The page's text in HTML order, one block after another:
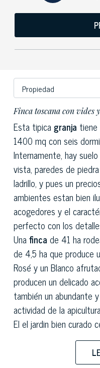
Finca toscana con vides
Esta tipica granja
1400 mq con seis
Internamente, hay
vista, paredes de
ladrillo, y pues un
ambientes estan bien
acogedores y el
perfecto con los
Unafinca de 41 ha
de 4,5 ha que produce
Rosé y un Blanco
producen un delicado
también un abundante
actividad de la
El el jardin bien curado
respira una atmósfera
toscana, con una vista